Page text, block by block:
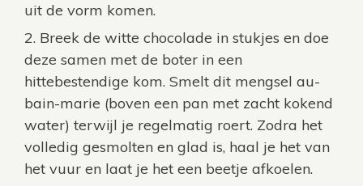
uit de vorm komen.
Breek de witte chocolade in stukjes en doe
deze samen met de boter in een
hittebestendige kom. Smelt dit mengsel au-
bain-marie (boven een pan met zacht kokend
water) terwijl je regelmatig roert. Zodra het
volledig gesmolten en glad is, haal je het van
het vuur en laat je het een beetje afkoelen.